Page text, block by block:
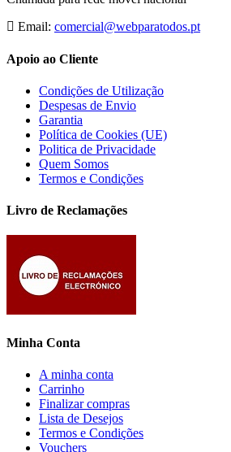
Email: comercial@webparatodos.pt
Apoio ao Cliente
Condições de Utilização
Despesas de Envio
Garantia
Política de Cookies (UE)
Politica de Privacidade
Quem Somos
Termos e Condições
Livro de Reclamações
Minha Conta
A minha conta
Carrinho
Finalizar compras
Lista de Desejos
Termos e Condições
Vouchers